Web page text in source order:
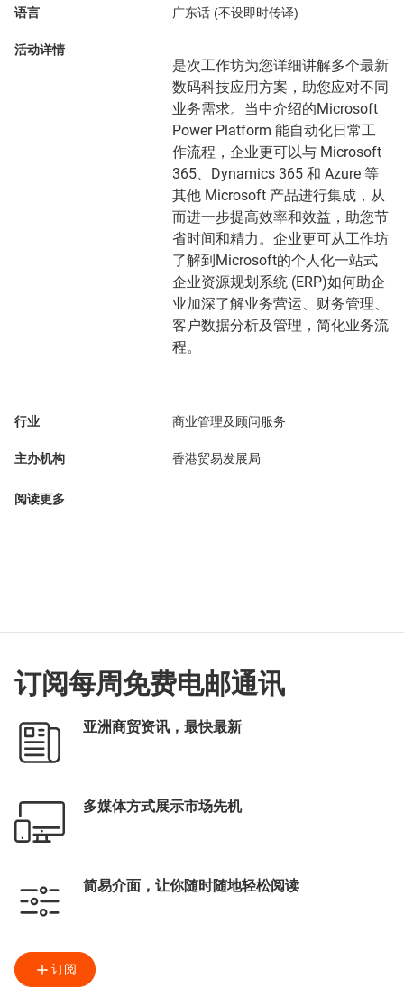
语言 广东话 (不设即时传译)
活动详情
是次工作坊为您详细讲解多个最新
数码科技应用方案，助您应对不同
业务需求。当中介绍的Microsoft
Power Platform 能自动化日常工
作流程，企业更可以与 Microsoft
365、Dynamics 365 和 Azure 等
其他 Microsoft 产品进行集成，从
而进一步提高效率和效益，助您节
省时间和精力。企业更可从工作坊
了解到Microsoft的个人化一站式
企业资源规划系统 (ERP)如何助企
业加深了解业务营运、财务管理、
客户数据分析及管理，简化业务流
程。
行业 商业管理及顾问服务
主办机构 香港贸易发展局
阅读更多
订阅每周免费电邮通讯
亚洲商贸资讯，最快最新
多媒体方式展示市场先机
简易介面，让你随时随地轻松阅读
订阅